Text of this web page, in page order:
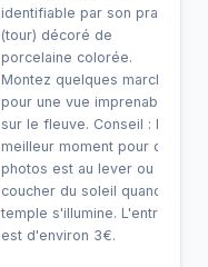
identifiable par son prang
(tour) décoré de
porcelaine colorée.
Montez quelques marches
pour une vue imprenable
sur le fleuve. Conseil : le
meilleur moment pour des
photos est au lever ou au
coucher du soleil quand le
temple s'illumine. L'entrée
est d'environ 3€.